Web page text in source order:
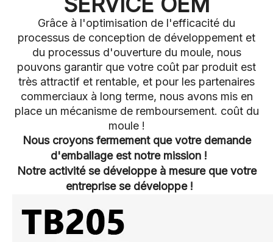
Grâce à l'optimisation de l'efficacité du
processus de conception de développement et
du processus d'ouverture du moule, nous
pouvons garantir que votre coût par produit est
très attractif et rentable, et pour les partenaires
commerciaux à long terme, nous avons mis en
place un mécanisme de remboursement. coût du
moule !
Nous croyons fermement que votre demande
d'emballage est notre mission !
Notre activité se développe à mesure que votre
entreprise se développe !